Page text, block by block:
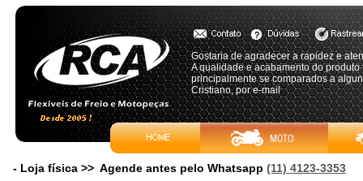
Gostaria de agradecer a rapidez e
A qualidade e acabamento do
principalmente se comparados a
Cristiano, por e-mail
- Loja física >> Agende antes pelo Whatsapp (11) 4123-3353